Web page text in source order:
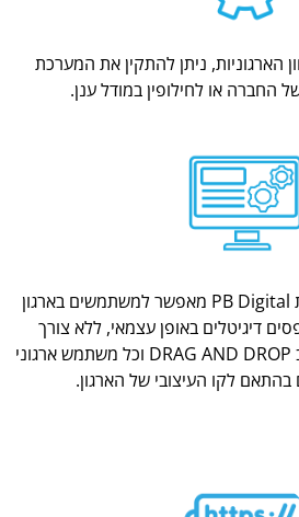
הארגוניות, ניתן להתקין את המערכת
החברה או לחילופין במודל ענן.
ה- Designer של מערכת PB Digital מאפשר למשתמשים בארגון
דיגיטלים באופן עצמאי, ללא צורך
בפיתוח. המערכת עובדת ב DRAG AND DROP וכל משתמש ארגוני
לקו העיצובי של הארגון.